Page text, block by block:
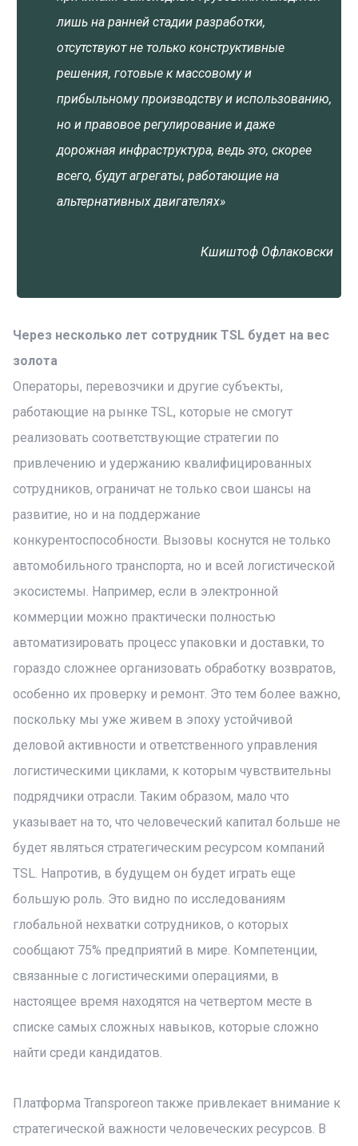
лишь на ранней стадии разработки,
отсутствуют не только конструктивные
решения, готовые к массовому и
прибыльному производству и использованию,
но и правовое регулирование и даже
дорожная инфраструктура, ведь это, скорее
всего, будут агрегаты, работающие на
альтернативных двигателях»
Кшиштоф Офлаковски
Через несколько лет сотрудник TSL будет на вес
золота
Операторы, перевозчики и другие субъекты,
работающие на рынке TSL, которые не смогут
реализовать соответствующие стратегии по
привлечению и удержанию квалифицированных
сотрудников, ограничат не только свои шансы на
развитие, но и на поддержание
конкурентоспособности. Вызовы коснутся не только
автомобильного транспорта, но и всей логистической
экосистемы. Например, если в электронной
коммерции можно практически полностью
автоматизировать процесс упаковки и доставки, то
гораздо сложнее организовать обработку возвратов,
особенно их проверку и ремонт. Это тем более важно,
поскольку мы уже живем в эпоху устойчивой
деловой активности и ответственного управления
логистическими циклами, к которым чувствительны
подрядчики отрасли. Таким образом, мало что
указывает на то, что человеческий капитал больше не
будет являться стратегическим ресурсом компаний
TSL. Напротив, в будущем он будет играть еще
большую роль. Это видно по исследованиям
глобальной нехватки сотрудников, о которых
сообщают 75% предприятий в мире. Компетенции,
связанные с логистическими операциями, в
настоящее время находятся на четвертом месте в
списке самых сложных навыков, которые сложно
найти среди кандидатов.
Платформа Transporeon также привлекает внимание к
стратегической важности человеческих ресурсов. В